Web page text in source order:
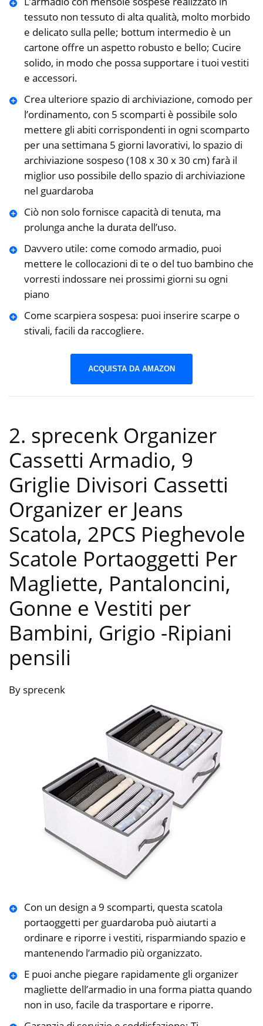
tessuto non tessuto di alta qualità, molto morbido
e delicato sulla pelle; bottum intermedio è un
cartone offre un aspetto robusto e bello; Cucire
solido, in modo che possa supportare i tuoi vestiti
e accessori.
Crea ulteriore spazio di archiviazione, comodo per
l’ordinamento, con 5 scomparti è possibile solo
mettere gli abiti corrispondenti in ogni scomparto
per una settimana 5 giorni lavorativi, lo spazio di
archiviazione sospeso (108 x 30 x 30 cm) farà il
miglior uso possibile dello spazio di archiviazione
nel guardaroba
Ciò non solo fornisce capacità di tenuta, ma
prolunga anche la durata dell’uso.
Davvero utile: come comodo armadio, puoi
mettere le collocazioni di te o del tuo bambino che
vorresti indossare nei prossimi giorni su ogni
piano
Come scarpiera sospesa: puoi inserire scarpe o
stivali, facili da raccogliere.
ACQUISTA DA AMAZON
2. sprecenk Organizer
Cassetti Armadio, 9
Griglie Divisori Cassetti
Organizer er Jeans
Scatola, 2PCS Pieghevole
Scatole Portaoggetti Per
Magliette, Pantaloncini,
Gonne e Vestiti per
Bambini, Grigio -Ripiani
pensili
By sprecenk
Con un design a 9 scomparti, questa scatola
portaoggetti per guardaroba può aiutarti a
ordinare e riporre i vestiti, risparmiando spazio e
mantenendo l’armadio più organizzato.
E puoi anche piegare rapidamente gli organizer
magliette dell’armadio in una forma piatta quando
non in uso, facile da trasportare e riporre.